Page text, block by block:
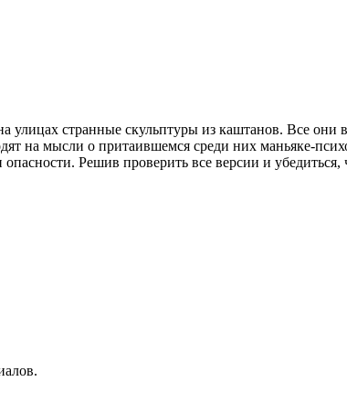
улицах странные скульптуры из каштанов. Все
на мысли о притаившемся среди них маньяке-
Решив проверить все версии и убедиться,